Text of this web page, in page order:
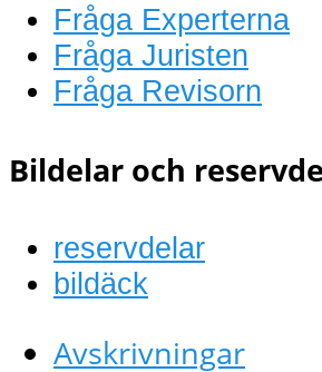
Fråga Experterna
Fråga Juristen
Fråga Revisorn
Bildelar och
reservdelar
bildäck
Avskrivningar